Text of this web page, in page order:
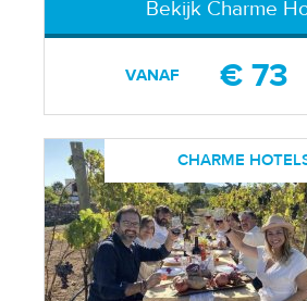
Bekijk Charme
VANAF € 73
CHARME